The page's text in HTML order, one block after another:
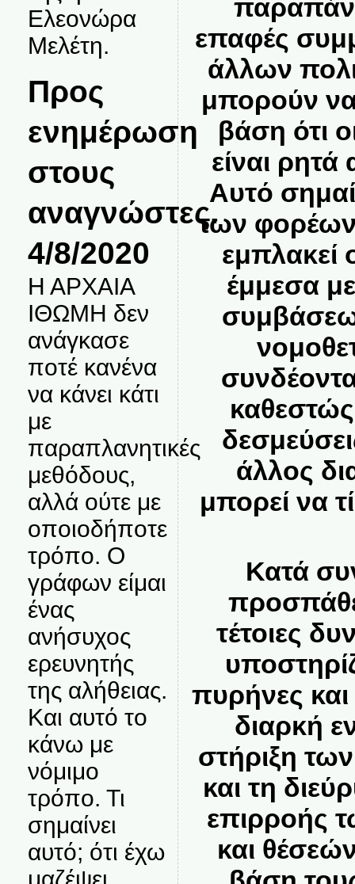
Ελεονώρα
Μελέτη.
Προς
ενημέρωση
στους
αναγνώστες.
4/8/2020
Η ΑΡΧΑΙΑ
ΙΘΩΜΗ δεν
ανάγκασε
ποτέ κανένα
να κάνει κάτι
με
παραπλανητικές
μεθόδους,
αλλά ούτε με
οποιοδήποτε
τρόπο. Ο
γράφων είμαι
ένας
ανήσυχος
ερευνητής
της αλήθειας.
Και αυτό το
κάνω με
νόμιμο
τρόπο. Τι
σημαίνει
αυτό; ότι έχω
επαφές
άλλων
μπορούν
βάση ότι
είναι ρητά
Αυτό
των
εμπλακεί
έμμεσα
καθεστώς
άλλος
μπορεί να
Κατά
τέτοιες
πυρήνες
διαρκή
στήριξη
και τη
επιρροής
και